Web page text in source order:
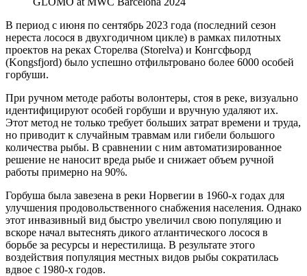
В период с июня по сентябрь 2023 года (последний сезон
нереста лосося в двухгодичном цикле) в рамках пилотных
проектов на реках Сторелва (Storelva) и Конгсфьорд
(Kongsfjord) было успешно отфильтровано более 6000 особей
горбуши.
При ручном методе работы волонтеры, стоя в реке, визуально
идентифицируют особей горбуши и вручную удаляют их.
Этот метод не только требует больших затрат времени и труда,
но приводит к случайным травмам или гибели большого
количества рыбы. В сравнении с ним автоматизированное
решение не наносит вреда рыбе и снижает объем ручной
работы примерно на 90%.
Горбуша была завезена в реки Норвегии в 1960-х годах для
улучшения продовольственного снабжения населения. Однако
этот инвазивный вид быстро увеличил свою популяцию и
вскоре начал вытеснять дикого атлантического лосося в
борьбе за ресурсы и нерестилища. В результате этого
воздействия популяция местных видов рыбы сократилась
вдвое с 1980-х годов.